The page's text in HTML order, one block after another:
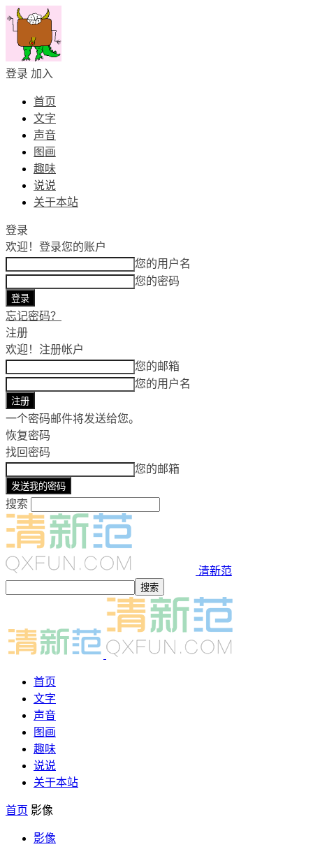
登录 加入
首页
文字
声音
图画
趣味
说说
关于本站
登录
欢迎！ 登录您的账户
您的用户名
您的密码
忘记密码？
注册
欢迎！ 注册帐户
您的邮箱
您的用户名
一个密码邮件将发送给您。
恢复密码
找回密码
您的邮箱
搜索
清新范
首页
文字
声音
图画
趣味
说说
关于本站
首页 影像
影像